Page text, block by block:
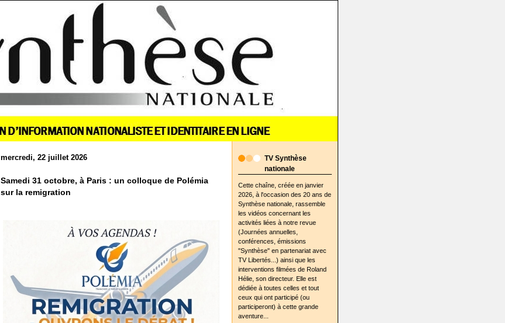
TV Synthèse
nationale
Cette chaîne, créée en janvier
2026, à l'occasion des 20 ans de
Synthèse nationale, rassemble
les vidéos concernant les
activités liées à notre revue
(Journées annuelles,
conférences, émissions
"Synthèse" en partenariat avec
TV Libertés...) ainsi que les
interventions filmées de Roland
Hélie, son directeur. Elle est
dédiée à toutes celles et tout
ceux qui ont participé (ou
participeront) à cette grande
aventure...
mercredi, 22 juillet 2026
Samedi 31 octobre, à Paris : un colloque de Polémia
sur la remigration